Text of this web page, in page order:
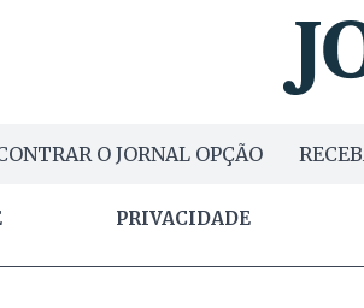
O JORNAL OPÇÃO
PRIVACIDADE